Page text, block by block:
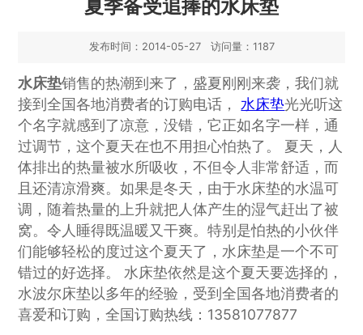
夏季备受追捧的水床垫
发布时间：2014-05-27 访问量：1187
水床垫销售的热潮到来了，盛夏刚刚来袭，我们就
接到全国各地消费者的订购电话，水床垫光光听这
个名字就感到了凉意，没错，它正如名字一样，通
过调节，这个夏天在也不用担心怕热了。 夏天，人
体排出的热量被水所吸收，不但令人非常舒适，而
且还清凉滑爽。如果是冬天，由于水床垫的水温可
调，随着热量的上升就把人体产生的湿气赶出了被
窝。令人睡得既温暖又干爽。特别是怕热的小伙伴
们能够轻松的度过这个夏天了，水床垫是一个不可
错过的好选择。 水床垫依然是这个夏天要选择的，
水波尔床垫以多年的经验，受到全国各地消费者的
喜爱和订购，全国订购热线：13581077877